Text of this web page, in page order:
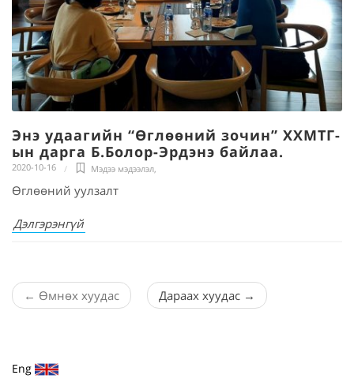
Энэ удаагийн “Өглөөний зочин” ХХМТГ-
ын дарга Б.Болор-Эрдэнэ байлаа.
2020-10-16 Мэдээ мэдээлэл,
Өглөөний уулзалт
Дэлгэрэнгүй
← Өмнөх хуудас Дараах хуудас →
Eng